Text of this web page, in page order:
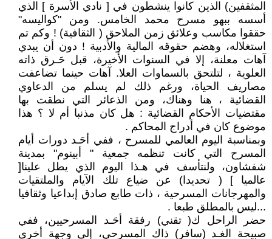
المثقفين) الذين كانوا ينشطون في [ نادي الأسرة ] الذي
أسسه ببهو مسرح محمد الخامس. ومن "كواليسه"
حققوا مكاسب وعلائق زمن الملاحق ( الثقافية) ! وكم تم
استغلاله، وهضم حقوقه المالية والأدبية ! دون أن يبدي
آهات معلنة، إلا في السنوات الأخيرة، قبل حَـرق ذاته
العلوية ، لتلتحق بالسماوات العلا. آهات حينما تضاعفت
مصاريف الحياة، ورغم ذلك لم يسلم من الدعاوي
القضائية ، هنا وهناك، ومن الذعائر التي نطقت بها
مقتضيات الأحكام القضائية : هل كان مذنبا أم لا ؟ هذا
موضوع كان في أدراج المحاكم .
وبمناسبة اليوم العالمي للمسرح ، ففي أحَـد دورات أيام
المسرح التي كانت تنظمه جمعية " أبينوم" بمدينة
شفشاون، ولنتأسف في هـذا اليوم الذي يطل علينا[
عالميا ] ( تحديدا) عن ضياع تلك الآيام والملتقيات
والمهرجانات المسرحية ، ذات طابع صادق إبداعيا وثقافيا
...ليس بالمطلق طبعا .
حضر الراحل ك( تقني) رفقة أحَـد المسرحيين، ففي
صبيحة الغـد (سافر) ذاك المسرحي، إلى وجهة أخرى